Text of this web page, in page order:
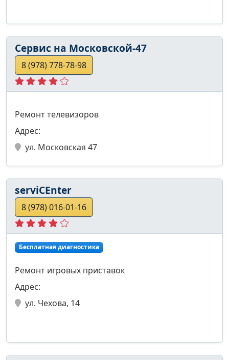
Сервис на Московской-47
8 (978) 778-78-98
Ремонт телевизоров
Адрес:
ул. Московская 47
serviCEnter
8 (978) 016-01-16
Бесплатная диагностика
Ремонт игровых приставок
Адрес:
ул. Чехова, 14